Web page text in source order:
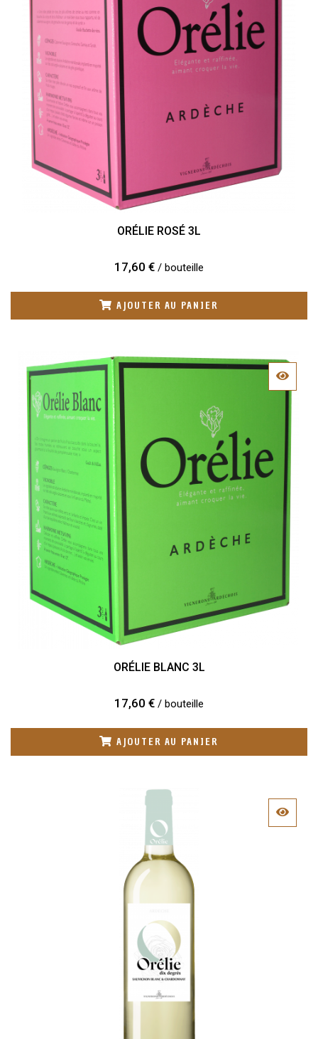
ORÉLIE ROSÉ 3L
17,60 € / bouteille
AJOUTER AU PANIER
ORÉLIE BLANC 3L
17,60 € / bouteille
AJOUTER AU PANIER